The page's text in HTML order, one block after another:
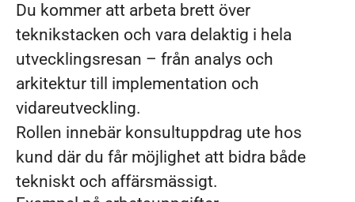
Du kommer att arbeta brett över
teknikstacken och vara delaktig i hela
utvecklingsresan – från analys och
arkitektur till implementation och
vidareutveckling.
Rollen innebär konsultuppdrag ute hos
kund där du får möjlighet att bidra både
tekniskt och affärsmässigt.